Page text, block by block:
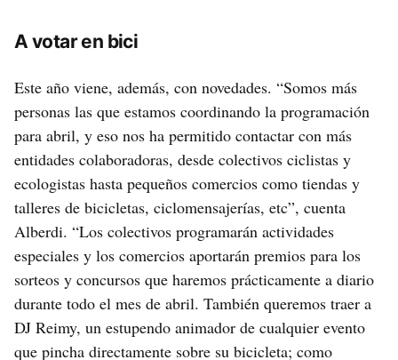
A votar en bici
Este año viene, además, con novedades. “Somos más
personas las que estamos coordinando la programación
para abril, y eso nos ha permitido contactar con más
entidades colaboradoras, desde colectivos ciclistas y
ecologistas hasta pequeños comercios como tiendas y
talleres de bicicletas, ciclomensajerías, etc”, cuenta
Alberdi. “Los colectivos programarán actividades
especiales y los comercios aportarán premios para los
sorteos y concursos que haremos prácticamente a diario
durante todo el mes de abril. También queremos traer a
DJ Reimy, un estupendo animador de cualquier evento
que pincha directamente sobre su bicicleta; como